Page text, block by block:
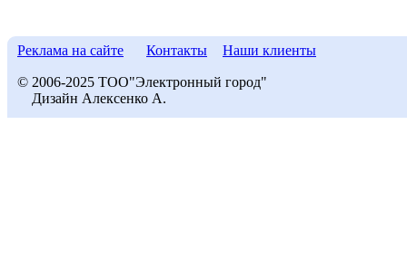
Реклама на сайте Контакты Наши клиенты
© 2006-2025 ТОО"Электронный город"
Дизайн Алексенко А.